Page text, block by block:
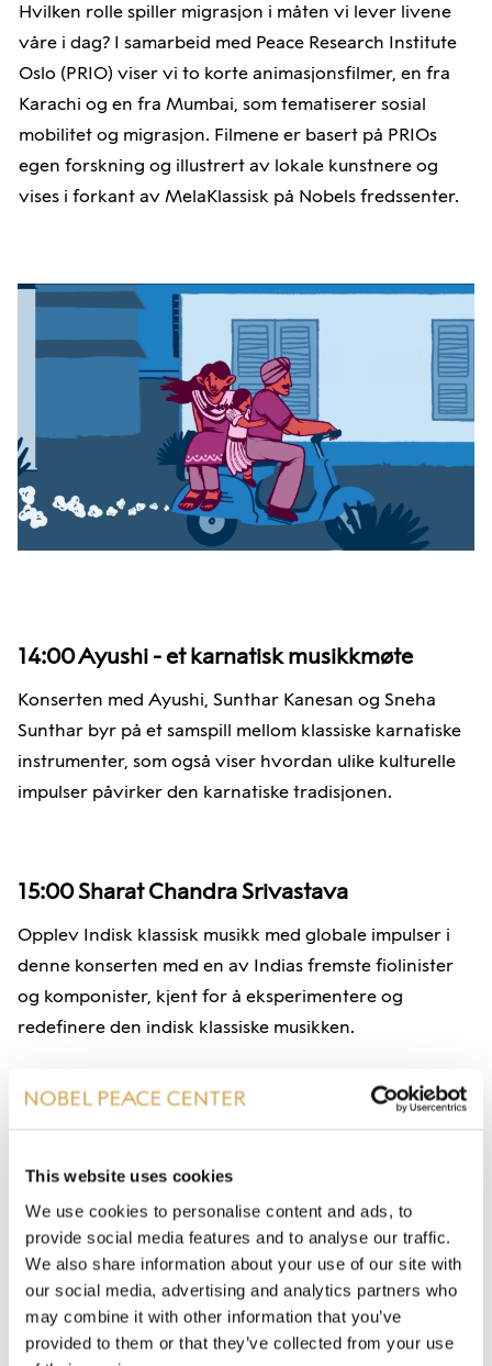
This website uses cookies
We use cookies to personalise content and ads, to
provide social media features and to analyse our traffic.
We also share information about your use of our site with
our social media, advertising and analytics partners who
may combine it with other information that you’ve
provided to them or that they’ve collected from your use
Hvilken rolle spiller migrasjon i måten vi lever livene
våre i dag? I samarbeid med Peace Research Institute
Oslo (PRIO) viser vi to korte animasjonsfilmer, en fra
Karachi og en fra Mumbai, som tematiserer sosial
mobilitet og migrasjon. Filmene er basert på PRIOs
egen forskning og illustrert av lokale kunstnere og
vises i forkant av MelaKlassisk på Nobels fredssenter.
14:00Ayushi - et karnatisk musikkmøte
Konserten med Ayushi, Sunthar Kanesan og Sneha
Sunthar byr på et samspill mellom klassiske karnatiske
instrumenter, som også viser hvordan ulike kulturelle
impulser påvirker den karnatiske tradisjonen.
15:00Sharat Chandra Srivastava
Opplev Indisk klassisk musikk med globale impulser i
denne konserten med en av Indias fremste fiolinister
og komponister, kjent for å eksperimentere og
redefinere den indisk klassiske musikken.
Miyazaki, Prabhu Edouard
Øst-Asia møter Vesten i en grenseløs musikalsk fusjon.
Saiyuki-trio består av Nguyên Lê på gitar, Mieko
Miyazaki på koto og Prabhu Edouard på tabla. Hver av
musikerne er virtuoser på sitt instrument og sammen
skaper de en musikalsk lekeplass og et poetisk